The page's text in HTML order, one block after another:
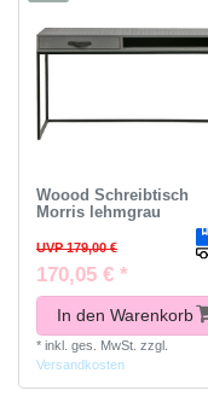
Woood Schreibtisch
Morris lehmgrau
UVP 179,00 €
170,05 € *
In den Warenkorb
* inkl. ges. MwSt. zzgl.
Versandkosten